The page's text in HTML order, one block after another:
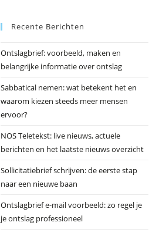
Recente Berichten
Ontslagbrief: voorbeeld, maken en
belangrijke informatie over ontslag
Sabbatical nemen: wat betekent het en
waarom kiezen steeds meer mensen
ervoor?
NOS Teletekst: live nieuws, actuele
berichten en het laatste nieuws overzicht
Sollicitatiebrief schrijven: de eerste stap
naar een nieuwe baan
Ontslagbrief e-mail voorbeeld: zo regel je
je ontslag professioneel